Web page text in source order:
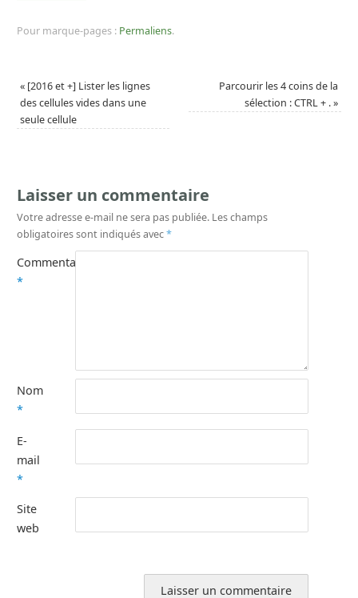
Pour marque-pages : Permaliens.
« [2016 et +] Lister les lignes
des cellules vides dans une
seule cellule
Parcourir les 4 coins de la
sélection : CTRL + .»
Laisser un commentaire
Votre adresse e-mail ne sera pas publiée. Les champs
obligatoires sont indiqués avec*
Commentaire
*
Nom
*
E-
mail
*
Site
web